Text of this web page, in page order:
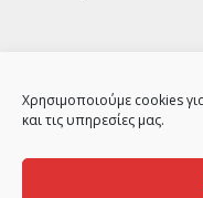
Χρησιμοποιούμε cookies
και τις υπηρεσίες μας.